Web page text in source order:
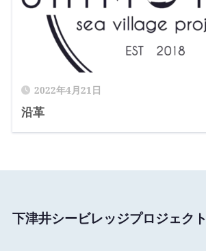
2022年4月21日
沿革
下津井シービレッジプロジェクト